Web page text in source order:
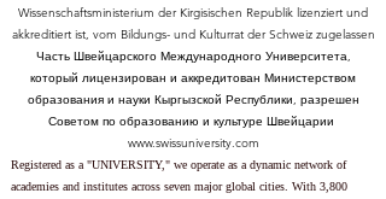
Wissenschaftsministerium der Kirgisischen Republik lizenziert und
akkreditiert ist, vom Bildungs- und Kulturrat der Schweiz zugelassen
Часть Швейцарского Международного Университета,
который лицензирован и аккредитован Министерством
образования и науки Кыргызской Республики, разрешен
Советом по образованию и культуре Швейцарии
www.swissuniversity.com
Registered as a "UNIVERSITY," we operate as a dynamic network of
academies and institutes across seven major global cities. With 3,800